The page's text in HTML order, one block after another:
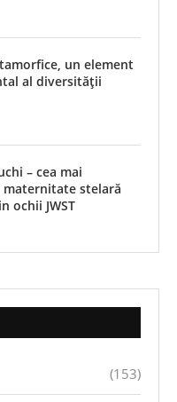
un element
al diversității
– cea mai
stelară
ochii JWST
(153)